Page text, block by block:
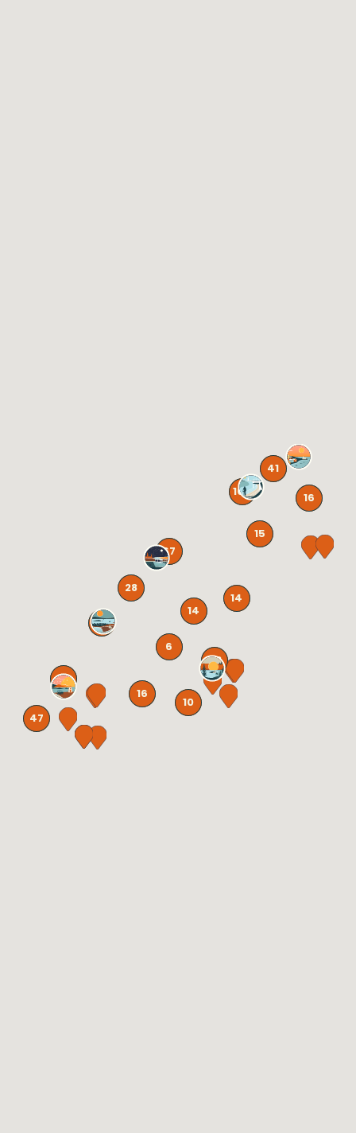
106
41
58
131
72
14
47
16
67
15
10
28
14
16
6